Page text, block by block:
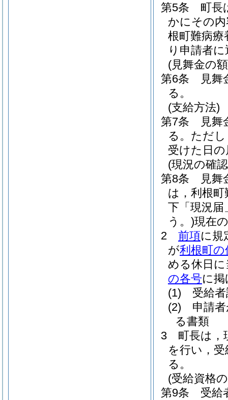
第5条
町長
かにその
根町難病療
り申請者
(見舞金の
第6条
見舞
る。
(支給方法)
第7条
見舞
る。 ただ
受けた日
(現況の確
第8条
見舞
は，利根町
下「現況
う。)現在
2
前項に規
が利根町
める休日
の各号に
(1)
受給
(2)
申請
る書類
3
町長は，
を行い，
る。
(受給資格
第9条
受給